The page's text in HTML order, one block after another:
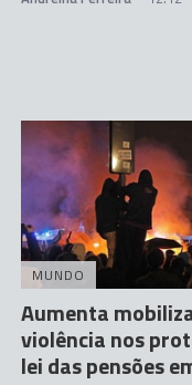
MUNDO
Aumenta
violência nos
lei das pensões